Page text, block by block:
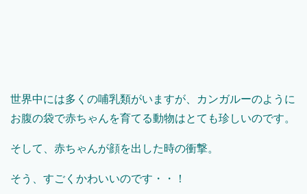
世界中には多くの哺乳類がいますが、カンガルーのように
お腹の袋で赤ちゃんを育てる動物はとても珍しいのです。
そして、赤ちゃんが顔を出した時の衝撃。
そう、すごくかわいいのです・・！